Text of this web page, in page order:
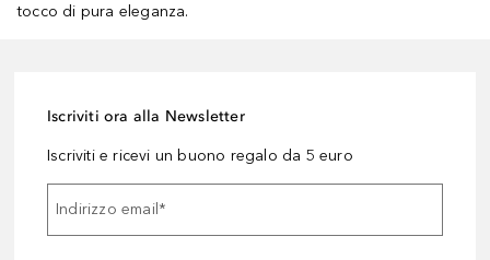
tocco di pura eleganza.
Iscriviti ora alla Newsletter
Iscriviti e ricevi un buono regalo da 5 euro
Indirizzo email *